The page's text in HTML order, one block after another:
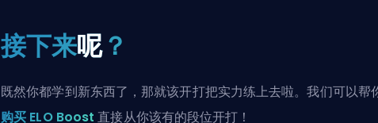
接下来呢？
既然你都学到新东西了，那就该开打把实力练上去啦。我们可以帮
购买 ELO Boost 直接从你该有的段位开打！